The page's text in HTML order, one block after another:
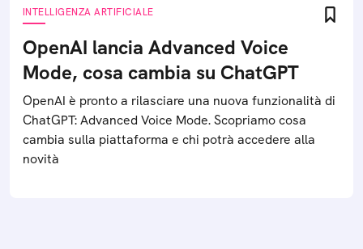
INTELLIGENZA ARTIFICIALE
OpenAI lancia Advanced Voice
Mode, cosa cambia su ChatGPT
OpenAI è pronto a rilasciare una nuova funzionalità di
ChatGPT: Advanced Voice Mode. Scopriamo cosa
cambia sulla piattaforma e chi potrà accedere alla
novità